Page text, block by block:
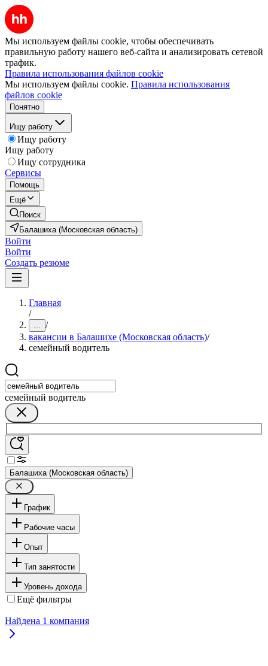
Мы используем файлы cookie, чтобы обеспечивать
правильную работу нашего веб-сайта и анализировать сетевой
трафик.
Правила использования файлов cookie
Мы используем файлы cookie. Правила использования
файлов cookie
Понятно
Ищу работу
Ищу работу
Ищу работу
Ищу сотрудника
Сервисы
Помощь
Ещё
Поиск
Балашиха (Московская область)
Войти
Войти
Создать резюме
Главная
/
... /
вакансии в Балашихе (Московская область)/
семейный водитель
семейный водитель
Балашиха (Московская область)
График
Рабочие часы
Опыт
Тип занятости
Уровень дохода
Ещё фильтры
Найдена 1 компания